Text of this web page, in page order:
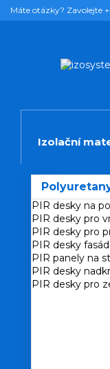
Máte otázky? Zavolejte
Izolační
PIR desky na
PIR desky pro
PIR desky pro
PIR desky
PIR panely na
PIR desky
PIR desky pro